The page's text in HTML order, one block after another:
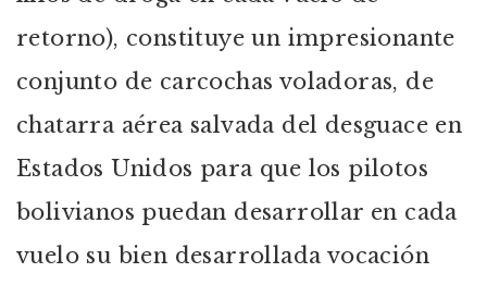
retorno), constituye un impresionante
conjunto de carcochas voladoras, de
chatarra aérea salvada del desguace en
Estados Unidos para que los pilotos
bolivianos puedan desarrollar en cada
vuelo su bien desarrollada vocación